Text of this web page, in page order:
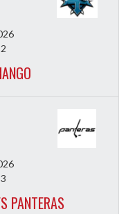
PANTERAS